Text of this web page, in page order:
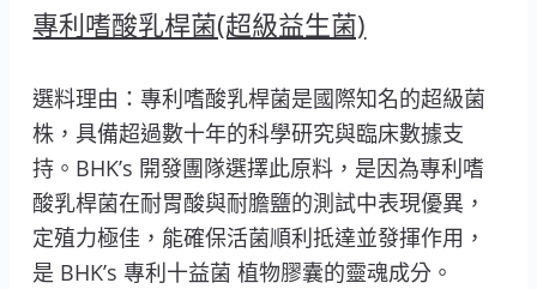
專利嗜酸乳桿菌(超級益生菌)
選料理由：專利嗜酸乳桿菌是國際知名的超級菌
株，具備超過數十年的科學研究與臨床數據支
持。BHK’s 開發團隊選擇此原料，是因為專利嗜
酸乳桿菌在耐胃酸與耐膽鹽的測試中表現優異，
定殖力極佳，能確保活菌順利抵達並發揮作用，
是 BHK’s 專利十益菌 植物膠囊的靈魂成分。